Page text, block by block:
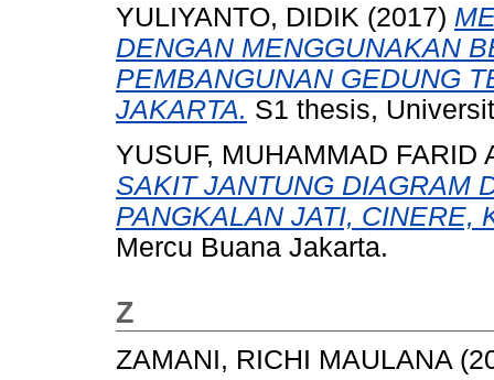
YULIYANTO, DIDIK (2017)
DENGAN MENGGUNAKAN
PEMBANGUNAN GEDUNG
JAKARTA. S1 thesis,
YUSUF, MUHAMMAD FARID
SAKIT JANTUNG DIAGRAM
PANGKALAN JATI, CINERE,
Mercu Buana Jakarta.
Z
ZAMANI, RICHI MAULANA